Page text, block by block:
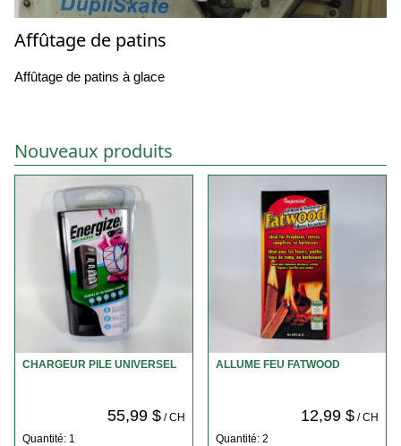
Affûtage de patins
Affûtage de patins à glace
Nouveaux produits
CHARGEUR PILE UNIVERSEL
55,99 $/ CH
Quantité: 1
ALLUME FEU FATWOOD
12,99 $/ CH
Quantité: 2